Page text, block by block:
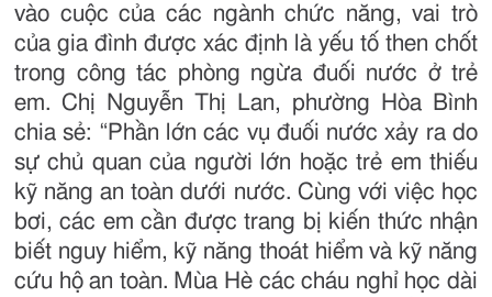
vào cuộc của các ngành chức năng, vai trò
của gia đình được xác định là yếu tố then chốt
trong công tác phòng ngừa đuối nước ở trẻ
em. Chị Nguyễn Thị Lan, phường Hòa Bình
chia sẻ: “Phần lớn các vụ đuối nước xảy ra do
sự chủ quan của người lớn hoặc trẻ em thiếu
kỹ năng an toàn dưới nước. Cùng với việc học
bơi, các em cần được trang bị kiến thức nhận
biết nguy hiểm, kỹ năng thoát hiểm và kỹ năng
cứu hộ an toàn. Mùa Hè các cháu nghỉ học dài